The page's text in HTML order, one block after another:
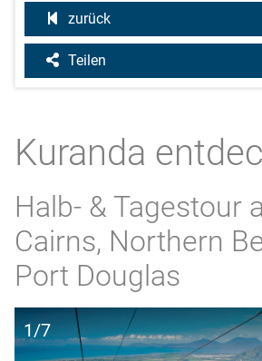
zurück
Teilen
Kuranda
Halb- & Tagestour
Cairns, Northern
Port Douglas
1/7